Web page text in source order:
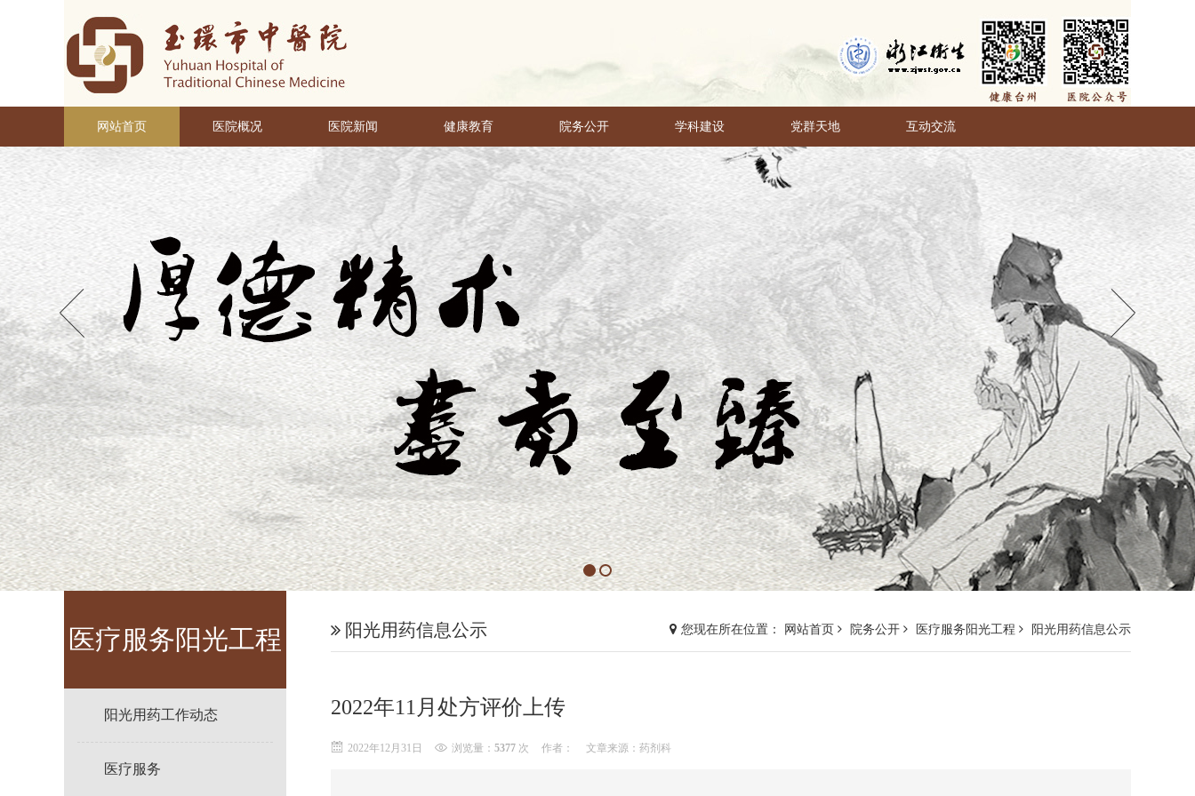
网站首页 医院概况 医院新闻 健康教育 院务公开 学科建设 党群天地 互动交流
医疗服务阳光工程
阳光用药工作动态
医疗服务
您现在所在位置： 网站首页 院务公开 医疗服务阳光工程 阳光用药信息公示
阳光用药信息公示
2022年11月处方评价上传
2022年12月31日 浏览量： 5377 次 作者： 文章来源：药剂科